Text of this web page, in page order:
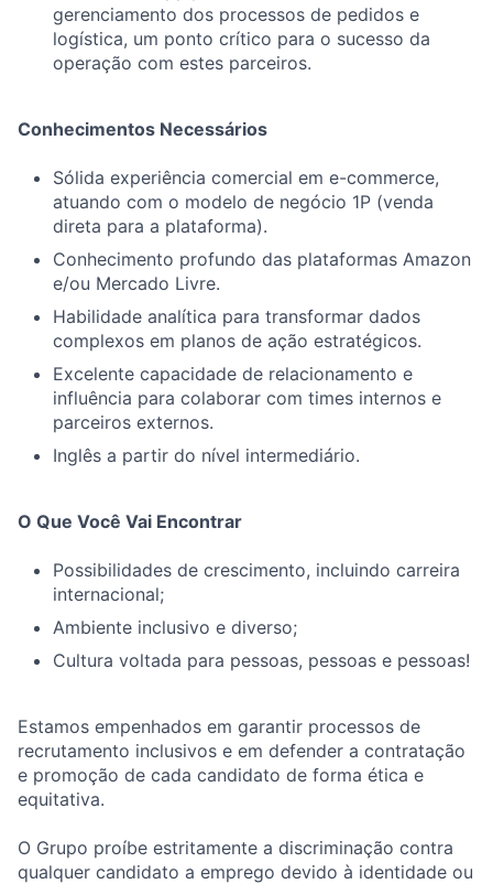
gerenciamento dos processos de pedidos e
logística, um ponto crítico para o sucesso da
operação com estes parceiros.
Conhecimentos Necessários
Sólida experiência comercial em e-commerce,
atuando com o modelo de negócio 1P (venda
direta para a plataforma).
Conhecimento profundo das plataformas Amazon
e/ou Mercado Livre.
Habilidade analítica para transformar dados
complexos em planos de ação estratégicos.
Excelente capacidade de relacionamento e
influência para colaborar com times internos e
parceiros externos.
Inglês a partir do nível intermediário.
O Que Você Vai Encontrar
Possibilidades de crescimento, incluindo carreira
internacional;
Ambiente inclusivo e diverso;
Cultura voltada para pessoas, pessoas e pessoas!
Estamos empenhados em garantir processos de
recrutamento inclusivos e em defender a contratação
e promoção de cada candidato de forma ética e
equitativa.
O Grupo proíbe estritamente a discriminação contra
qualquer candidato a emprego devido à identidade ou